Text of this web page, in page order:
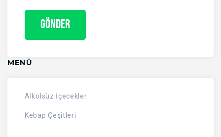
MENÜ
Alkolsüz İçecekler
Kebap Çeşitleri